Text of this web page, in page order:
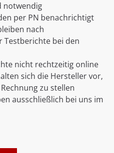
notwendig
per PN benachrichtigt
nach
bei den
nicht rechtzeitig online
sich die Hersteller vor,
zu stellen
ausschließlich bei uns im